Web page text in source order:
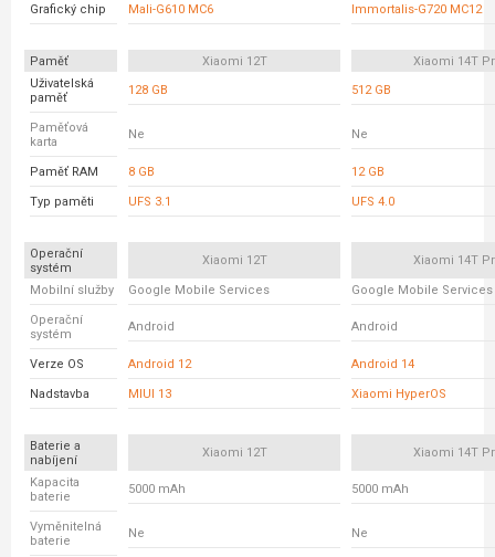
Grafický chip Mali-G610 MC6 Immortalis-G720 MC12
Paměť Xiaomi 12T
Xiaomi 14T
Uživatelská
paměť
128 GB 512 GB
Paměťová
karta
Ne Ne
Paměť RAM 8 GB 12 GB
Typ paměti UFS 3.1 UFS 4.0
Operační
systém
Xiaomi 12T Xiaomi 14T
Mobilní služby Google Mobile Services Google Mobile Services
Operační
systém
Android Android
Verze OS Android 12 Android 14
Nadstavba MIUI 13 Xiaomi HyperOS
Baterie a
nabíjení
Xiaomi 12T Xiaomi 14T
Kapacita
baterie
5000 mAh 5000 mAh
Vyměnitelná
baterie
Ne Ne